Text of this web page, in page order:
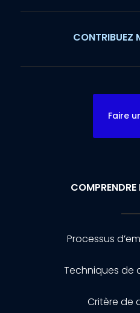
CONTRIBUEZ
Faire
COMPRENDRE
Processus
Techniques de
Critère de